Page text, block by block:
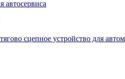
автосервиса
сцепное устройство для